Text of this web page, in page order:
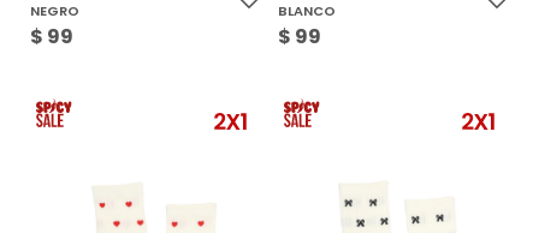
NEGRO
$ 99
BLANCO
$ 99